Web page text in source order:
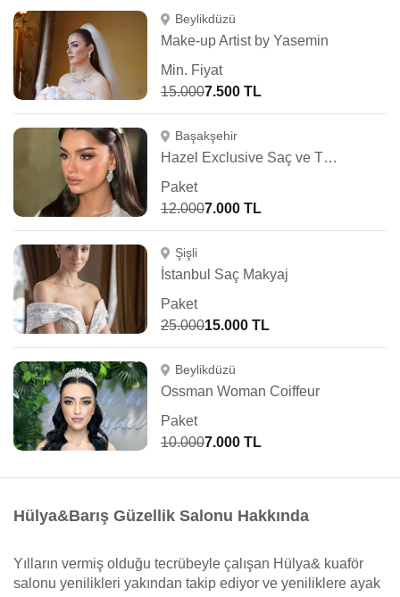
Beylikdüzü
Make-up Artist by Yasemin
Min. Fiyat
15.0007.500 TL
Başakşehir
Hazel Exclusive Saç ve Türban Tasarım
Paket
12.0007.000 TL
Şişli
İstanbul Saç Makyaj
Paket
25.00015.000 TL
Beylikdüzü
Ossman Woman Coiffeur
Paket
10.0007.000 TL
Hülya&Barış Güzellik Salonu Hakkında
Yılların vermiş olduğu tecrübeyle çalışan Hülya& kuaför
salonu yenilikleri yakından takip ediyor ve yeniliklere ayak